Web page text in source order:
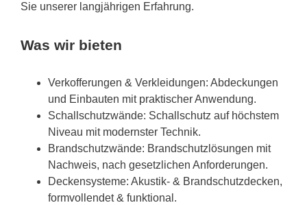
Sie unserer langjährigen Erfahrung.
Was wir bieten
Verkofferungen & Verkleidungen: Abdeckungen
und Einbauten mit praktischer Anwendung.
Schallschutzwände: Schallschutz auf höchstem
Niveau mit modernster Technik.
Brandschutzwände: Brandschutzlösungen mit
Nachweis, nach gesetzlichen Anforderungen.
Deckensysteme: Akustik- & Brandschutzdecken,
formvollendet & funktional.